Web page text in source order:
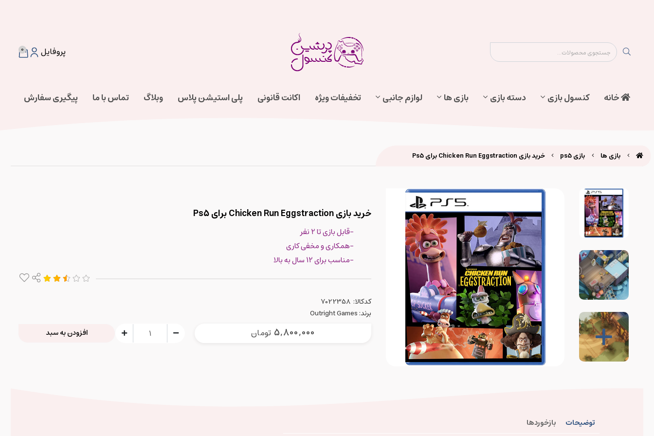
0 پروفایل
خانه کنسول بازی دسته بازی بازی ها لوازم جانبی تخفیفات ویژه اکانت قانونی پلی استیشن پلاس وبلاگ تماس با ما پیگیری سفارش
بازی ها بازی ps5 خرید بازی Chicken Run Eggstraction برای Ps5
خرید بازی Chicken Run Eggstraction برای Ps5
-قابل بازی تا 2 نفر
-همکاری و مخفی کاری
-مناسب برای 12 سال به بالا
کدکالا:
برند: Outright Games
5,800,000 تومان افزودن به سبد
توضیحات بازخوردها